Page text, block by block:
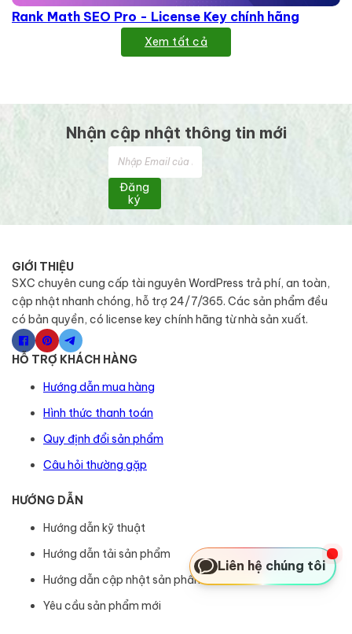
Rank Math SEO Pro - License Key chính hãng
Xem tất cả
Nhận cập nhật thông tin mới
Đăng
ký
GIỚI THIỆU
SXC chuyên cung cấp tài nguyên WordPress trả phí, an toàn,
cập nhật nhanh chóng, hỗ trợ 24/7/365. Các sản phẩm đều
có bản quyền, có license key chính hãng từ nhà sản xuất.
HỖ TRỢ KHÁCH HÀNG
Hướng dẫn mua hàng
Hình thức thanh toán
Quy định đổi sản phẩm
Câu hỏi thường gặp
HƯỚNG DẪN
Hướng dẫn kỹ thuật
Hướng dẫn tải sản phẩm
Hướng dẫn cập nhật sản phẩm
Yêu cầu sản phẩm mới
Liên hệ chúng tôi